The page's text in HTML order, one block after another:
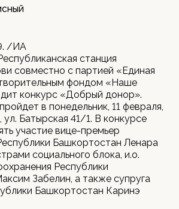
/ИА
станция
совместно с партией «Единая
фондом «Наше
конкурс «Добрый донор».
в понедельник, 11 февраля,
ул. Батырская 41/1. В конкурсе
участие вице-премьер
Башкортостан Ленара
социального блока, и.о.
Республики
Забелин, а также супруга
Башкортостан Каринэ